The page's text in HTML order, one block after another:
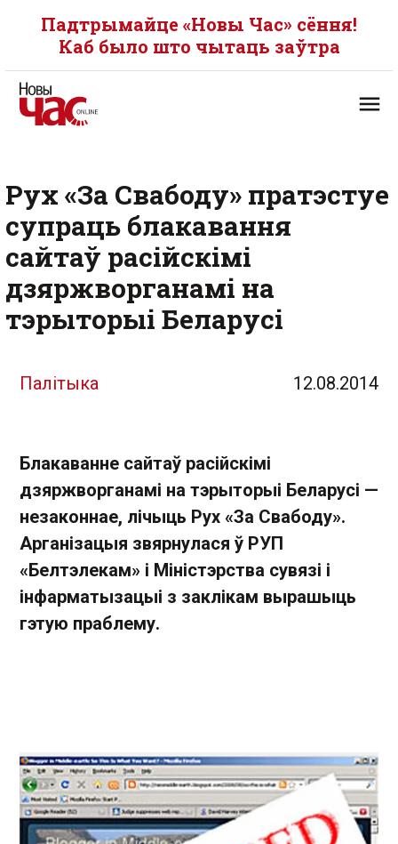
Падтрымайце «Новы Час» сёння!
Каб было што чытаць заўтра
Рух «За Свабоду» пратэстуе
супраць блакавання
сайтаў расійскімі
дзяржворганамі на
тэрыторыі Беларусі
Палітыка 12.08.2014
Блакаванне сайтаў расійскімі
дзяржворганамі на тэрыторыі Беларусі —
незаконнае, лічыць Рух «За Свабоду».
Арганізацыя звярнулася ў РУП
«Белтэлекам» і Міністэрства сувязі і
інфарматызацыі з заклікам вырашыць
гэтую праблему.